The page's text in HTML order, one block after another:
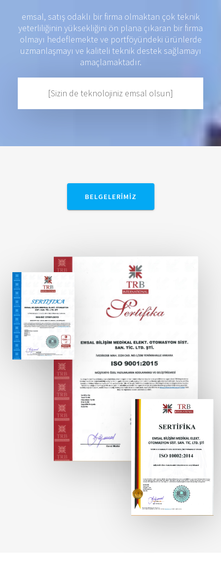
emsal, satış odaklı bir firma olmaktan çok teknik
yeterliliğinin yüksekliğini ön plana çıkaran bir firma
olmayı hedeflemekte ve portföyündeki ürünlerde
uzmanlaşmayı ve kaliteli teknik destek sağlamayı
amaçlamaktadır.
[Sizin de teknolojiniz emsal olsun]
BELGELERIMIZ